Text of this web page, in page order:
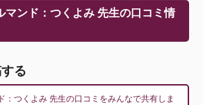
マンド：つくよみ 先生の口コミ情
る
：つくよみ 先生の口コミをみんなで共有しま